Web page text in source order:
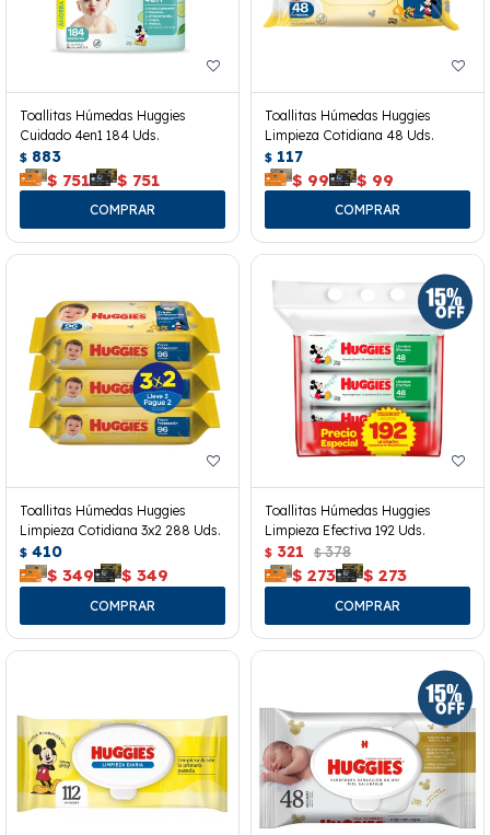
Toallitas Húmedas Huggies
Cuidado 4en1 184 Uds.
$ 883
$ 751 $ 751
Toallitas Húmedas Huggies
Limpieza Cotidiana 48 Uds.
$ 117
$ 99 $ 99
Toallitas Húmedas Huggies
Limpieza Cotidiana 3x2 288 Uds.
$ 410
$ 349 $ 349
Toallitas Húmedas Huggies
Limpieza Efectiva 192 Uds.
$ 321 $ 378
$ 273 $ 273